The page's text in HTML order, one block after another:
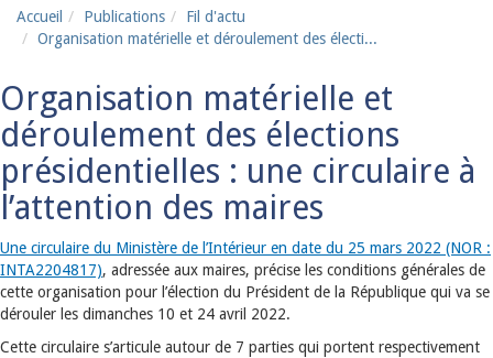
Accueil Publications
Fil d'actu
Organisation matérielle et déroulement des électi...
Organisation matérielle et
déroulement des élections
présidentielles : une circulaire à
l’attention des maires
Une circulaire du Ministère de l’Intérieur en date du 25 mars 2022 (NOR :
INTA2204817), adressée aux maires, précise les conditions générales de
cette organisation pour l’élection du Président de la République qui va se
dérouler les dimanches 10 et 24 avril 2022.
Cette circulaire s’articule autour de 7 parties qui portent respectivement